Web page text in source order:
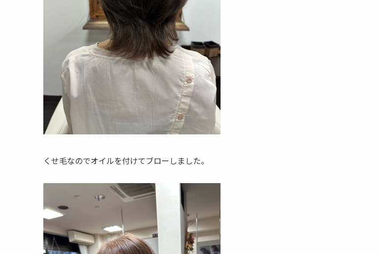
くせ毛なのでオイルを付けてブローしました。